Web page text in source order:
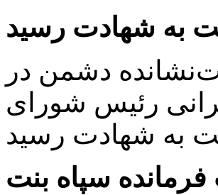
به شهادت رسید
دشمن در
رئیس شورای
سپاه بنت